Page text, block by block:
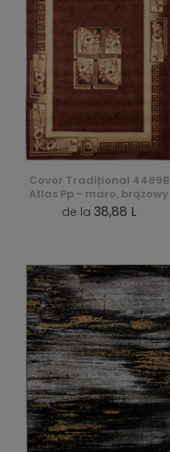
Covor Tradițional 4489B
Atlas Pp - maro, brązowy
de la 38,88 L